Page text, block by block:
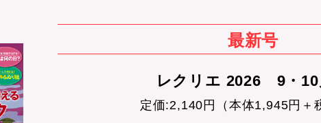
最新号
レクリエ 2026 9・10
定価:2,140円（本体1,945円＋